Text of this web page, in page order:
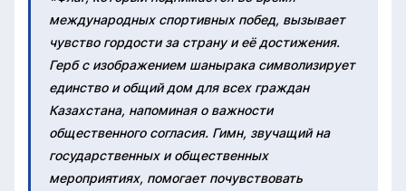
международных спортивных побед, вызывает
чувство гордости за страну и её достижения.
Герб с изображением шанырака символизирует
единство и общий дом для всех граждан
Казахстана, напоминая о важности
общественного согласия. Гимн, звучащий на
государственных и общественных
мероприятиях, помогает почувствовать